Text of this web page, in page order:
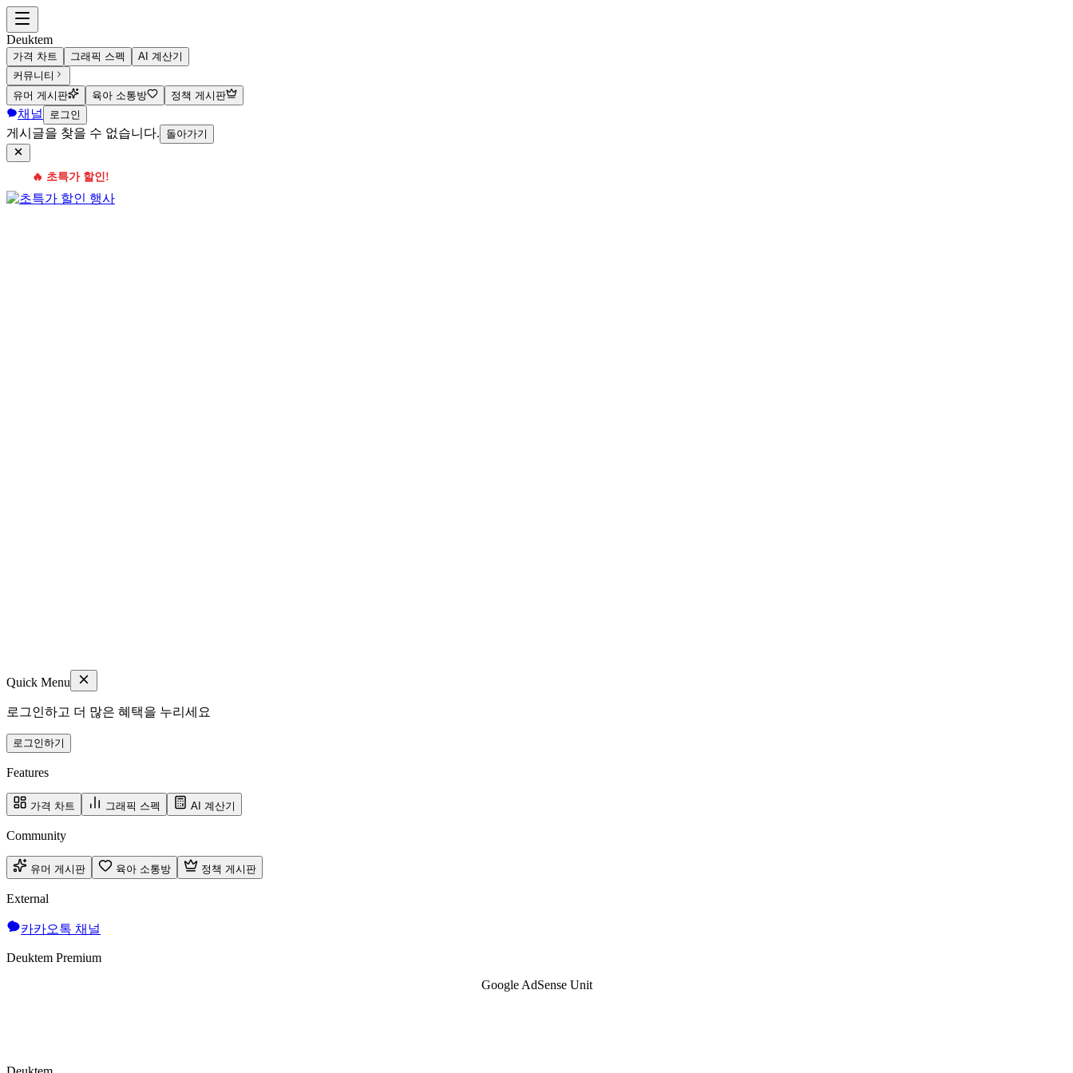
Deuktem
가격 차트 그래픽 스펙
AI 계산기
커뮤니티
유머 게시판
육아 소통방 정책 게시판
채널 로그인
게시글을 찾을 수 없습니다. 돌아가기
🔥 초특가 할인!
Quick Menu
로그인하고 더 많은 혜택을 누리세요
로그인하기
Features
가격 차트 그래픽 스펙 AI 계산기
Community
유머 게시판 육아 소통방 정책 게시판
External
카카오톡 채널
Deuktem Premium
Google AdSense Unit